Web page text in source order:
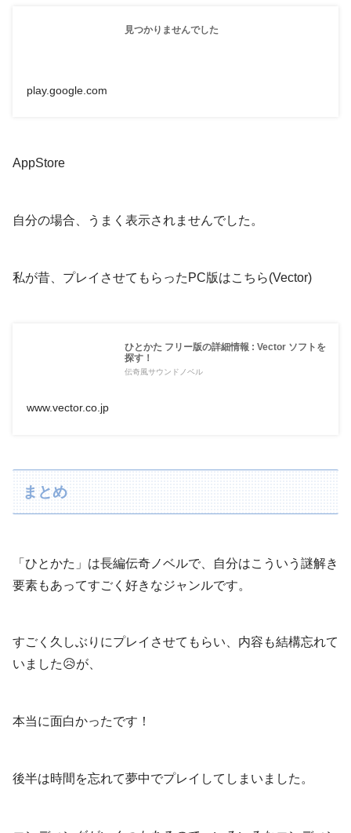
見つかりませんでした
play.google.com
AppStore
自分の場合、うまく表示されませんでした。
私が昔、プレイさせてもらったPC版はこちら(Vector)
ひとかた フリー版の詳細情報 : Vector ソフトを
探す！
伝奇風サウンドノベル
www.vector.co.jp
まとめ
「ひとかた」は長編伝奇ノベルで、自分はこういう謎解き
要素もあってすごく好きなジャンルです。
すごく久しぶりにプレイさせてもらい、内容も結構忘れて
いました😥が、
本当に面白かったです！
後半は時間を忘れて夢中でプレイしてしまいました。